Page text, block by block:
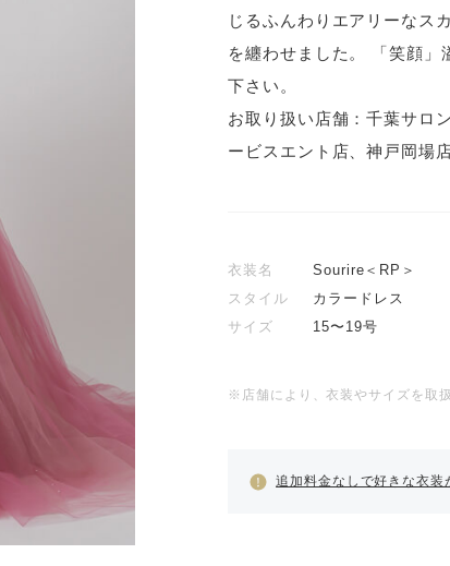
じるふんわりエアリーなス
を纏わせました。 「笑顔」
下さい。
お取り扱い店舗：千葉サロ
ービスエント店、神戸岡場
衣装名 Sourire＜RP＞
スタイル
カラードレス
サイズ
15〜19号
※店舗により、衣装やサイズを取
追加料金なしで好きな衣装